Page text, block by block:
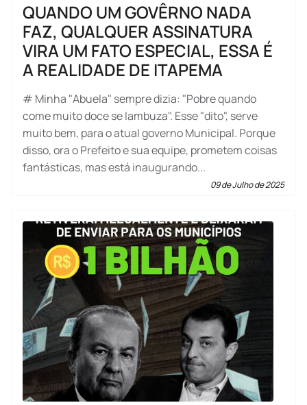
QUANDO UM GOVÊRNO NADA
FAZ, QUALQUER ASSINATURA
VIRA UM FATO ESPECIAL, ESSA É
A REALIDADE DE ITAPEMA
# Minha "Abuela" sempre dizia: "Pobre quando
come muito doce se lambuza". Esse "dito", serve
muito bem, para o atual governo Municipal. Porque
disso, ora o Prefeito e sua equipe, prometem coisas
fantásticas, mas está inaugurando...
09 de Julho de 2025